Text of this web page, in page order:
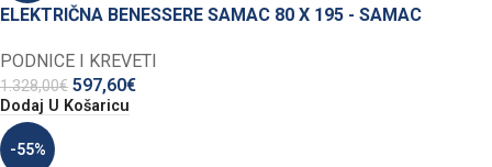
ELEKTRIČNA BENESSERE SAMAC 80 X 195 - SAMAC
PODNICE I KREVETI
1.328,00€ 597,60€
Dodaj U Košaricu
-55%